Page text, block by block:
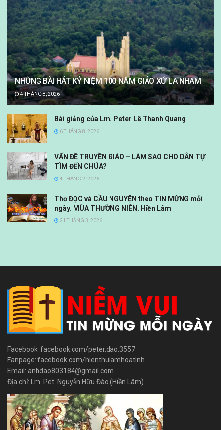
NHỮNG BÀI HÁT KỶ NIỆM 100 NĂM GIÁO XỨ LA NHAM
4 THÁNG 8, 2026
Bài giảng của Lm. Peter Lê Thanh Quang
6 THÁNG 8, 2026
VẤN ĐỀ TRUYỀN GIÁO – LÀM SAO CHO DÂN TỰ
TÌM ĐẾN CHÚA?
4 THÁNG 2, 2026
Thơ ĐỌC và CẦU NGUYỆN theo TIN MỪNG mỗi
ngày. MÙA THƯỜNG NIÊN. Hiền Lâm
21 THÁNG 3, 2026
Facebook: facebook.com/peter.dao.3557
Fanpage: facebook.com/hienthulamhoatinh
Email: anhdao803184@gmail.com
Địa chỉ: Lm. Pet. Nguyễn Hữu Đào (Hiền Lâm)